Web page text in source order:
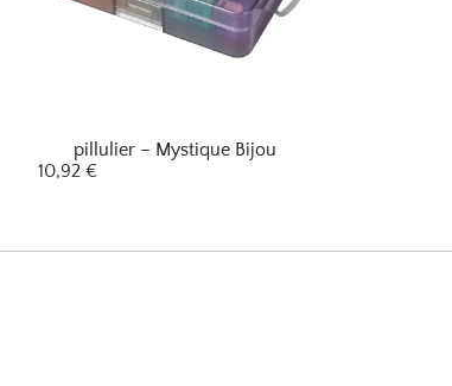
pillulier – Mystique Bijou
10,92 €